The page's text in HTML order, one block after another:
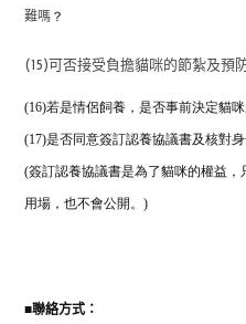
難嗎？
(15)可否接受負擔貓咪的節紮及預
(16)若是情侶飼養，是否事前決定貓
(17)是否同意簽訂認養協議書及核對
(簽訂認養協議書是為了貓咪的權益
用場，也不會公開。)
■聯絡方式：